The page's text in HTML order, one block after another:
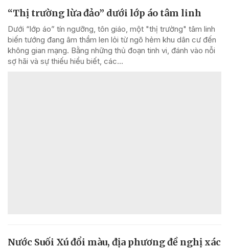
“Thị trường lừa đảo” dưới lớp áo tâm linh
Dưới “lớp áo” tín ngưỡng, tôn giáo, một "thị trường" tâm linh
biến tướng đang âm thầm len lỏi từ ngõ hẻm khu dân cư đến
không gian mạng. Bằng những thủ đoạn tinh vi, đánh vào nỗi
sợ hãi và sự thiếu hiểu biết, các...
Nước Suối Xú đổi màu, địa phương đề nghị xác